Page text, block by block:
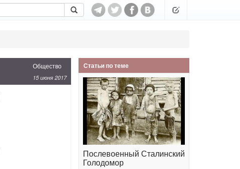
Общество
15 июня 2017
Статьи по теме
Послевоенный Сталинский
Голодомор